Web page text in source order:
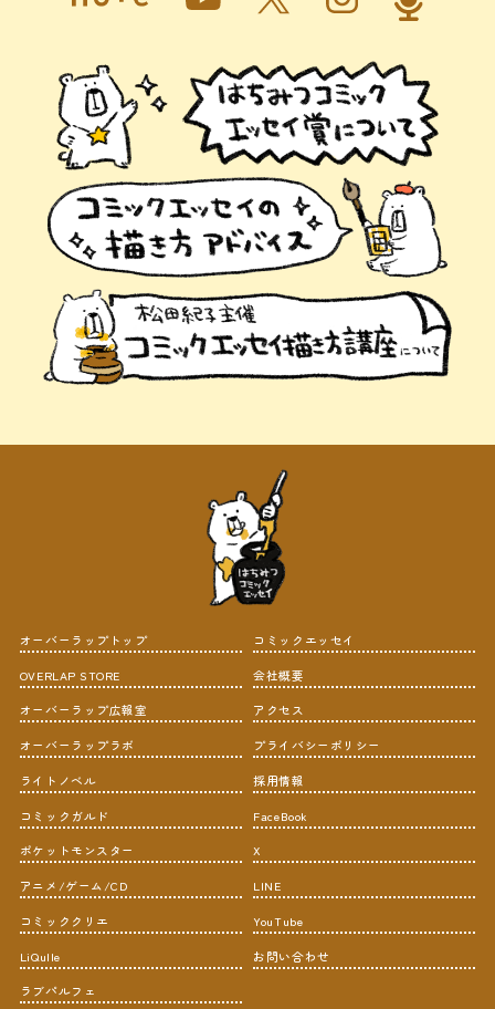
オーバーラップトップ
OVERLAP STORE
オーバーラップ広報室
オーバーラップラボ
ライトノベル
コミックガルド
ポケットモンスター
アニメ/ゲーム/CD
コミッククリエ
LiQulle
ラブパルフェ
コミックエッセイ
会社概要
アクセス
プライバシーポリシー
採用情報
FaceBook
X
LINE
YouTube
お問い合わせ